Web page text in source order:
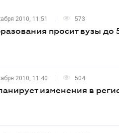
2010, 11:51 573
просит вузы до
2010, 11:40 504
изменения в